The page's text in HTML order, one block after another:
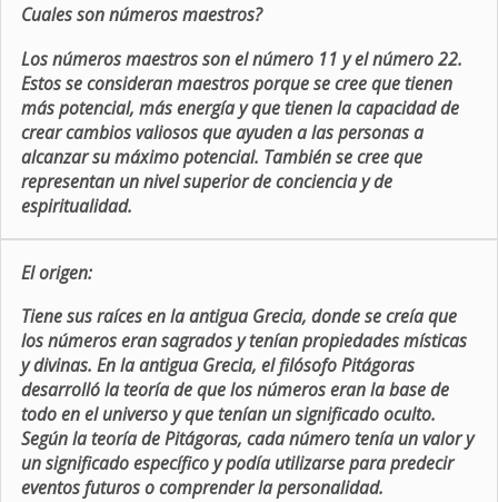
Cuales son números maestros?
Los números maestros son el número 11 y el número 22.
Estos se consideran maestros porque se cree que tienen
más potencial, más energía y que tienen la capacidad de
crear cambios valiosos que ayuden a las personas a
alcanzar su máximo potencial. También se cree que
representan un nivel superior de conciencia y de
espiritualidad.
El origen:
Tiene sus raíces en la antigua Grecia, donde se creía que
los números eran sagrados y tenían propiedades místicas
y divinas. En la antigua Grecia, el filósofo Pitágoras
desarrolló la teoría de que los números eran la base de
todo en el universo y que tenían un significado oculto.
Según la teoría de Pitágoras, cada número tenía un valor y
un significado específico y podía utilizarse para predecir
eventos futuros o comprender la personalidad.